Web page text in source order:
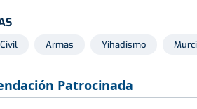
Armas Yihadismo